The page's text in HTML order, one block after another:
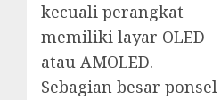
kecuali perangkat
memiliki layar OLED
atau AMOLED.
Sebagian besar ponsel